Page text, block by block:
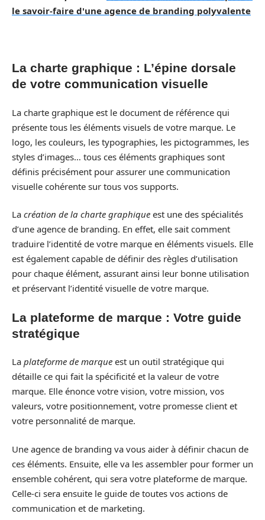
le savoir-faire d'une agence de branding polyvalente
La charte graphique : L’épine dorsale
de votre communication visuelle
La charte graphique est le document de référence qui
présente tous les éléments visuels de votre marque. Le
logo, les couleurs, les typographies, les pictogrammes, les
styles d’images… tous ces éléments graphiques sont
définis précisément pour assurer une communication
visuelle cohérente sur tous vos supports.
La création de la charte graphique est une des spécialités
d’une agence de branding. En effet, elle sait comment
traduire l’identité de votre marque en éléments visuels. Elle
est également capable de définir des règles d’utilisation
pour chaque élément, assurant ainsi leur bonne utilisation
et préservant l’identité visuelle de votre marque.
La plateforme de marque : Votre guide
stratégique
La plateforme de marque est un outil stratégique qui
détaille ce qui fait la spécificité et la valeur de votre
marque. Elle énonce votre vision, votre mission, vos
valeurs, votre positionnement, votre promesse client et
votre personnalité de marque.
Une agence de branding va vous aider à définir chacun de
ces éléments. Ensuite, elle va les assembler pour former un
ensemble cohérent, qui sera votre plateforme de marque.
Celle-ci sera ensuite le guide de toutes vos actions de
communication et de marketing.